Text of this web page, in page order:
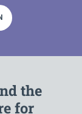
the
for